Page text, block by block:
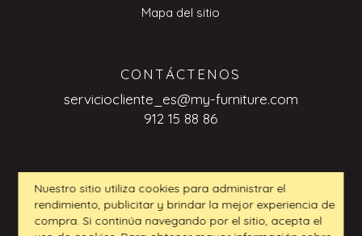
Mapa del sitio
CONTÁCTENOS
serviciocliente_es@my-furniture.com
912 15 88 86
CONSULTAS DE BUSINESS TO
BUSINESS
serviciocliente_es@my-furniture.com
Nuestro sitio utiliza cookies para administrar el
rendimiento, publicitar y brindar la mejor experiencia de
compra. Si continúa navegando por el sitio, acepta el